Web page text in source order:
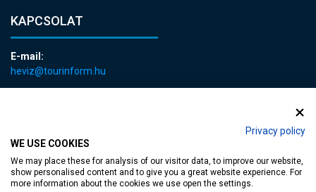
Privacy policy
WE USE COOKIES
We may place these for analysis of our visitor data, to improve our website,
show personalised content and to give you a great website experience. For
more information about the cookies we use open the settings.
KAPCSOLAT
E-mail:
heviz@tourinform.hu